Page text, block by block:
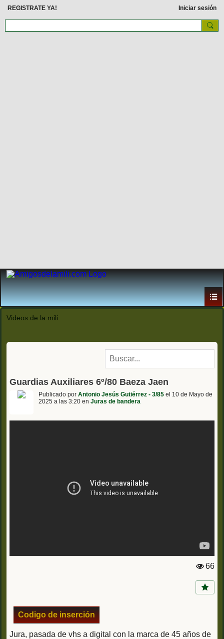
REGISTRATE YA! Iniciar sesión
Videos de la mili
Guardias Auxiliares 6º/80 Baeza Jaen
Publicado por Antonio Jesús Gutiérrez - 3/85 el 10 de Mayo de
2025 a las 3:20 en Juras de bandera
st
66
Codigo de inserción
Jura, pasada de vhs a digital con la marca de 45 años de